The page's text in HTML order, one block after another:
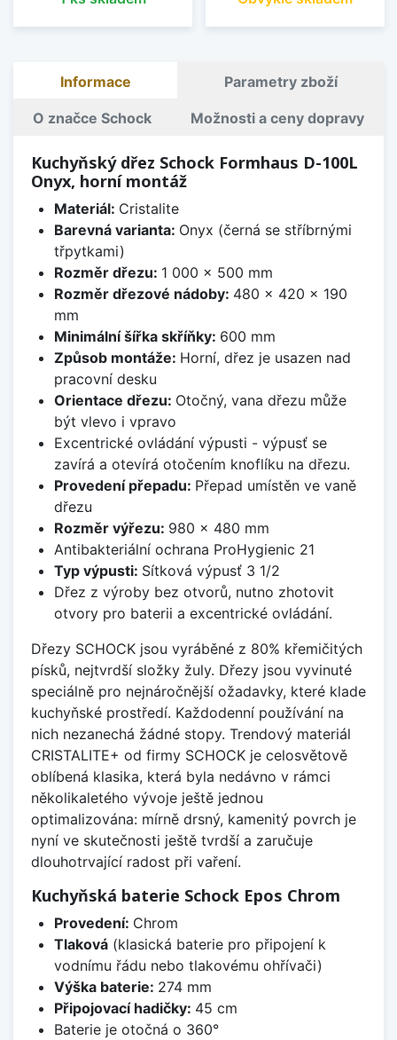
Informace Parametry zboží
O značce Schock Možnosti a ceny dopravy
Kuchyňský dřez Schock Formhaus D-100L
Onyx, horní montáž
Materiál: Cristalite
Barevná varianta: Onyx (černá se stříbrnými
třpytkami)
Rozměr dřezu: 1 000 x 500 mm
Rozměr dřezové nádoby: 480 x 420 x 190
mm
Minimální šířka skříňky: 600 mm
Způsob montáže: Horní, dřez je usazen nad
pracovní desku
Orientace dřezu: Otočný, vana dřezu může
být vlevo i vpravo
Excentrické ovládání výpusti - výpusť se
zavírá a otevírá otočením knoflíku na dřezu.
Provedení přepadu: Přepad umístěn ve vaně
dřezu
Rozměr výřezu: 980 x 480 mm
Antibakteriální ochrana ProHygienic 21
Typ výpusti: Sítková výpusť 3 1/2
Dřez z výroby bez otvorů, nutno zhotovit
otvory pro baterii a excentrické ovládání.
Dřezy SCHOCK jsou vyráběné z 80% křemičitých
písků, nejtvrdší složky žuly. Dřezy jsou vyvinuté
speciálně pro nejnáročnější ožadavky, které klade
kuchyňské prostředí. Každodenní používání na
nich nezanechá žádné stopy. Trendový materiál
CRISTALITE+ od firmy SCHOCK je celosvětově
oblíbená klasika, která byla nedávno v rámci
několikaletého vývoje ještě jednou
optimalizována: mírně drsný, kamenitý povrch je
nyní ve skutečnosti ještě tvrdší a zaručuje
dlouhotrvající radost při vaření.
Kuchyňská baterie Schock Epos Chrom
Provedení: Chrom
Tlaková(klasická baterie pro připojení k
vodnímu řádu nebo tlakovému ohřívači)
Výška baterie: 274 mm
Připojovací hadičky: 45 cm
Baterie je otočná o 360°